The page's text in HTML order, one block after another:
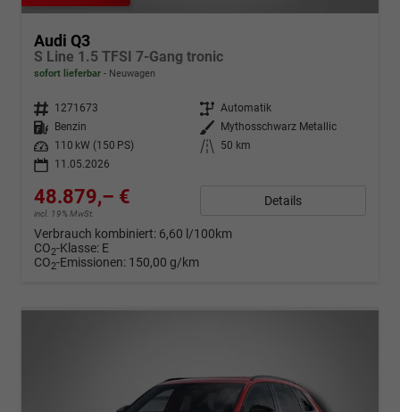
Audi Q3
S Line 1.5 TFSI 7-Gang tronic
sofort lieferbar Neuwagen
Fahrzeugnr. 1271673 Getriebe Automatik
Kraftstoff
Benzin Außenfarbe
Mythosschwarz Metallic
Leistung
110 kW (150 PS) Kilometerstand
50 km
11.05.2026
48.879,– €
incl. 19% MwSt.
Details
Verbrauch kombiniert: 6,60 l/100km
CO2-Klasse: E
CO2-Emissionen: 150,00 g/km